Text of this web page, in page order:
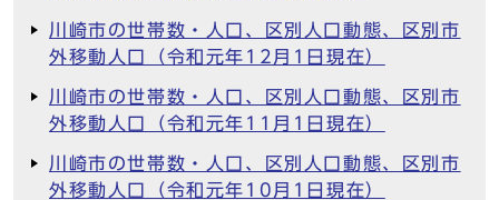
川崎市の世帯数・人口、区別人口動態、区別市
外移動人口（令和元年12月1日現在）
川崎市の世帯数・人口、区別人口動態、区別市
外移動人口（令和元年11月1日現在）
川崎市の世帯数・人口、区別人口動態、区別市
外移動人口（令和元年10月1日現在）